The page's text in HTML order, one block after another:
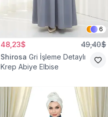
6
48,23$ 49,40$
Shirosa Gri İşleme Detaylı
Krep Abiye Elbise